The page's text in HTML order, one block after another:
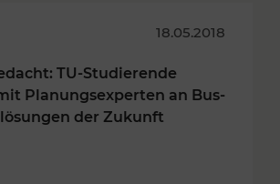
18.05.2018
TU-Studierende
Planungsexperten an Bus-
der Zukunft